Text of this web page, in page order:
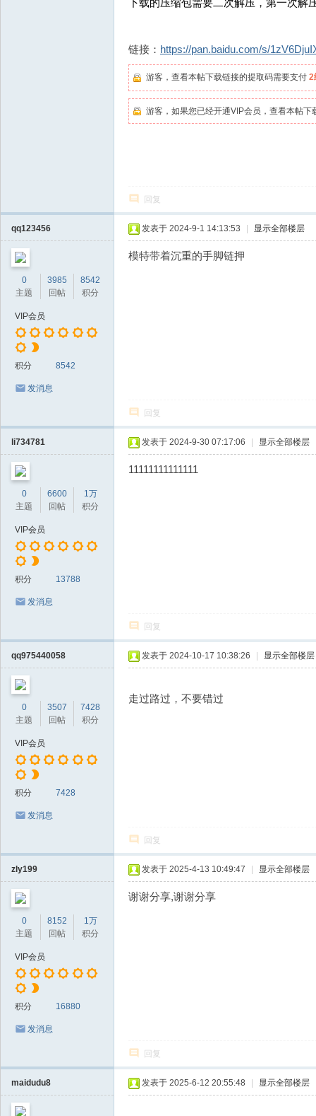
下载的压缩包需要二次解压，第一次解
链接： https://pan.baidu.com/s/
游客，查看本帖下载链接的提取码需要支付 2
游客，如果您已经开通VIP会员，查看本帖下
回复
qq123456
0
主题
3985
回帖
8542
积分
VIP会员
积分 8542
发消息
发表于 2024-9-1 14:13:53 显示全部楼层
模特带着沉重的手脚链押
回复
li734781
0
主题
6600
回帖
1万
积分
VIP会员
积分 13788
发消息
发表于 2024-9-30 07:17:06 显示全部楼层
11111111111111
回复
qq975440058
0
主题
3507
回帖
7428
积分
VIP会员
积分 7428
发消息
发表于 2024-10-17 10:38:26 显示全部楼层
走过路过，不要错过
回复
zly199
0
主题
8152
回帖
1万
积分
VIP会员
积分 16880
发消息
发表于 2025-4-13 10:49:47 显示全部楼层
谢谢分享,谢谢分享
回复
maidudu8 发表于 2025-6-12 20:55:48 显示全部楼层